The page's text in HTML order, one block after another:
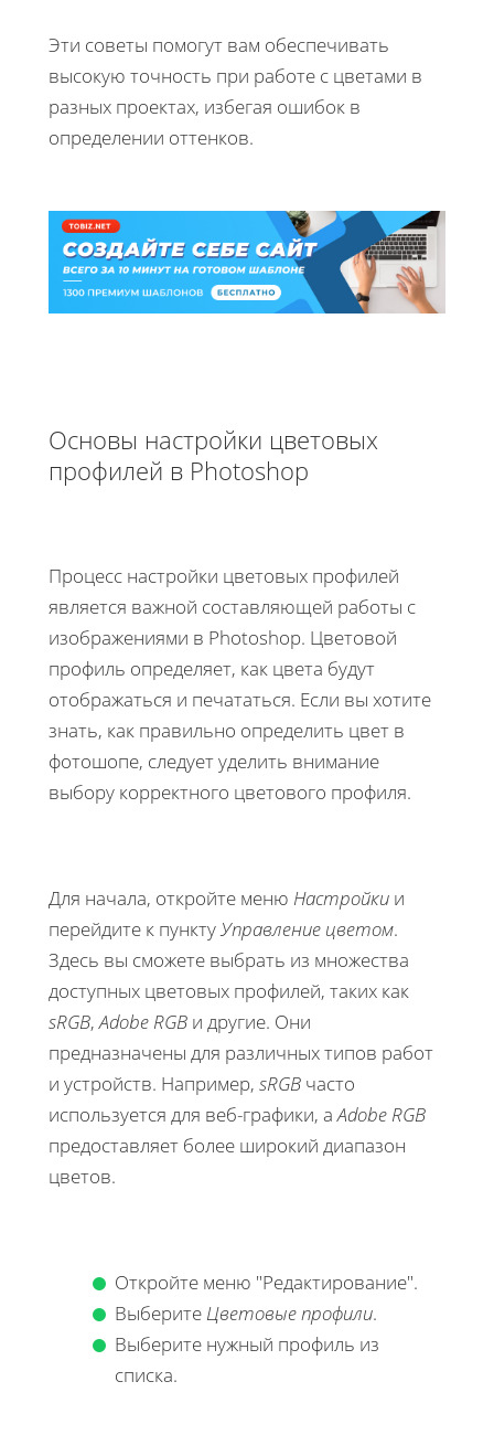
Эти советы помогут вам обеспечивать
высокую точность при работе с цветами в
разных проектах, избегая ошибок в
определении оттенков.
Основы настройки цветовых
профилей в Photoshop
Процесс настройки цветовых профилей
является важной составляющей работы с
изображениями в Photoshop. Цветовой
профиль определяет, как цвета будут
отображаться и печататься. Если вы хотите
знать, как правильно определить цвет в
фотошопе, следует уделить внимание
выбору корректного цветового профиля.
Для начала, откройте меню Настройки и
перейдите к пунктуУправление цветом.
Здесь вы сможете выбрать из множества
доступных цветовых профилей, таких как
sRGB,Adobe RGB и другие. Они
предназначены для различных типов работ
и устройств. Например, sRGB часто
используется для веб-графики, аAdobe RGB
предоставляет более широкий диапазон
цветов.
Откройте меню "Редактирование".
Выберите Цветовые профили.
Выберите нужный профиль из
списка.